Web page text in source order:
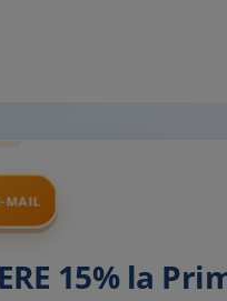
MAIL
15% la